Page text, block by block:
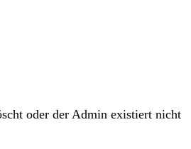
oder der Admin existiert nicht